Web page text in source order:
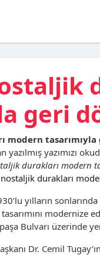
geri
modern
yazılmış yazımızı
durakları modern
durakları
yılların
modernize
Bulvarı üzerinde
Dr. Cemil